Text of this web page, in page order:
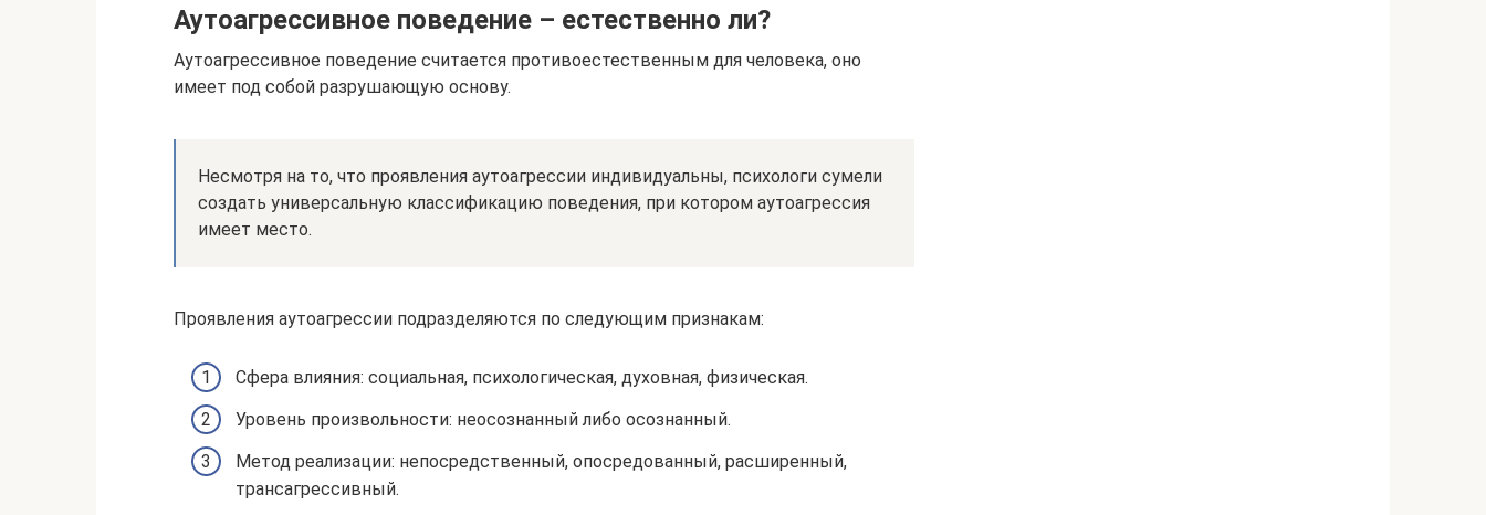
Аутоагрессивное поведение – естественно ли?
Аутоагрессивное поведение считается противоестественным для человека, оно
имеет под собой разрушающую основу.
Несмотря на то, что проявления аутоагрессии индивидуальны, психологи сумели
создать универсальную классификацию поведения, при котором аутоагрессия
имеет место.
Проявления аутоагрессии подразделяются по следующим признакам:
Сфера влияния: социальная, психологическая, духовная, физическая.
Уровень произвольности: неосознанный либо осознанный.
Метод реализации: непосредственный, опосредованный, расширенный,
трансагрессивный.